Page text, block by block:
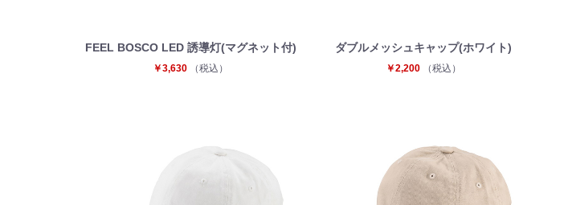
FEEL BOSCO LED 誘導灯(マグネット付)
￥3,630 （税込）
ダブルメッシュキャップ(ホワイト)
￥2,200 （税込）